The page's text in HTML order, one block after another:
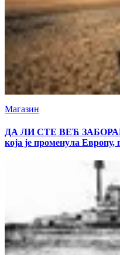
Магазин
ДА ЛИ СТЕ ВЕЋ
која је променула Европу,